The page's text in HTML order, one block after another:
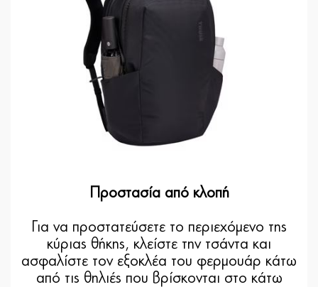
Προστασία από κλοπή
Για να προστατεύσετε το περιεχόμενο της
κύριας θήκης, κλείστε την τσάντα και
ασφαλίστε τον εξοκλέα του φερμουάρ κάτω
από τις θηλιές που βρίσκονται στο κάτω